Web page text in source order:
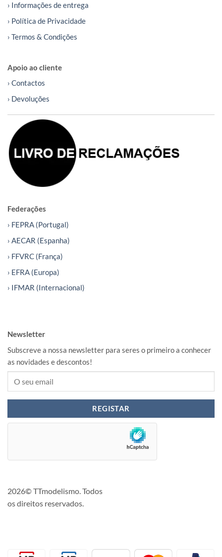
› Informações de entrega
› Política de Privacidade
› Termos & Condições
Apoio ao cliente
› Contactos
› Devoluções
Federações
› FEPRA (Portugal)
› AECAR (Espanha)
› FFVRC (França)
› EFRA (Europa)
› IFMAR (Internacional)
Newsletter
Subscreve a nossa newsletter para seres o primeiro a conhecer
as novidades e descontos!
2026© TTmodelismo. Todos
os direitos reservados.